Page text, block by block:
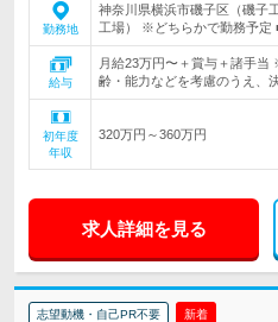
勤務地
神奈川県横浜市磯子区（磯子
工場） ※どちらかで勤務予定
給与
月給23万円〜＋賞与＋諸手
齢・能力などを考慮のうえ、
初年度
年収
320万円～360万円
求人詳細を見る
志望動機・自己PR不要 新着